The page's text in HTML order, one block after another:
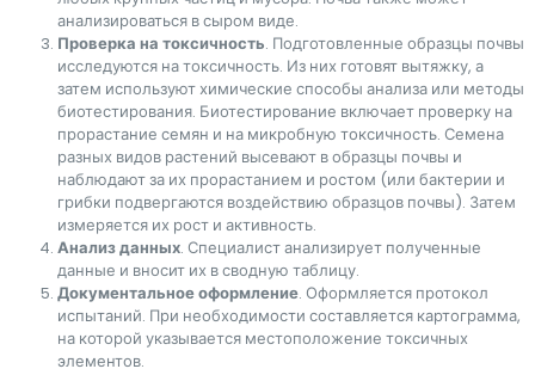
анализироваться в сыром виде.
Проверка на токсичность. Подготовленные образцы почвы
исследуются на токсичность. Из них готовят вытяжку, а
затем используют химические способы анализа или методы
биотестирования. Биотестирование включает проверку на
прорастание семян и на микробную токсичность. Семена
разных видов растений высевают в образцы почвы и
наблюдают за их прорастанием и ростом (или бактерии и
грибки подвергаются воздействию образцов почвы). Затем
измеряется их рост и активность.
Анализ данных. Специалист анализирует полученные
данные и вносит их в сводную таблицу.
Документальное оформление. Оформляется протокол
испытаний. При необходимости составляется картограмма,
на которой указывается местоположение токсичных
элементов.